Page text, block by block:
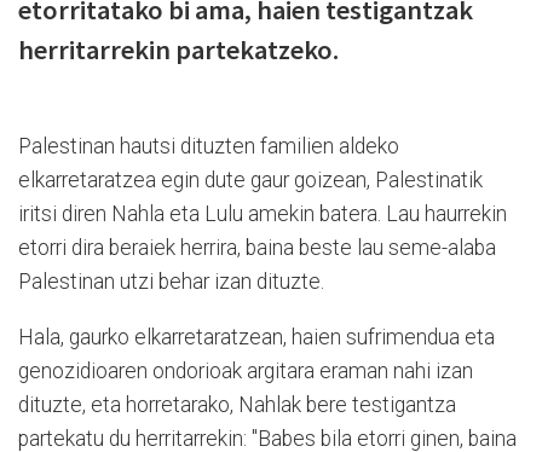
etorritatako bi ama, haien testigantzak
herritarrekin partekatzeko.
Palestinan hautsi dituzten familien aldeko
elkarretaratzea egin dute gaur goizean, Palestinatik
iritsi diren Nahla eta Lulu amekin batera. Lau haurrekin
etorri dira beraiek herrira, baina beste lau seme-alaba
Palestinan utzi behar izan dituzte.
Hala, gaurko elkarretaratzean, haien sufrimendua eta
genozidioaren ondorioak argitara eraman nahi izan
dituzte, eta horretarako, Nahlak bere testigantza
partekatu du herritarrekin: "Babes bila etorri ginen, baina